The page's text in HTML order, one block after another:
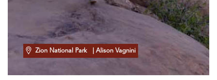
Zion National Park | Alison Vagnini